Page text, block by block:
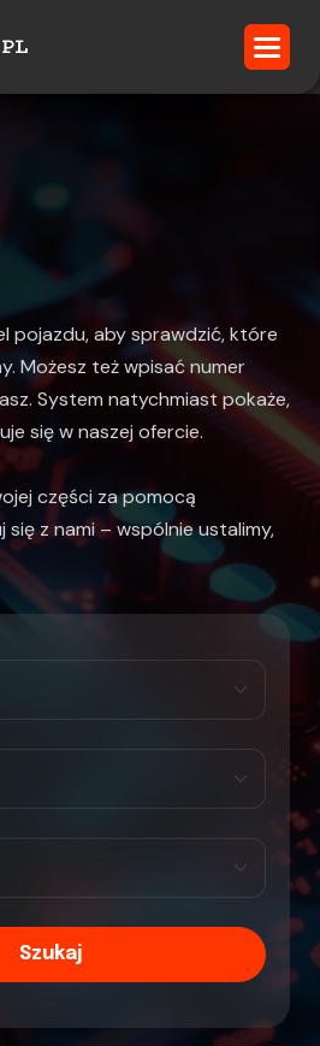
pojazdu, aby sprawdzić, które
Możesz też wpisać numer
System natychmiast pokaże,
się w naszej ofercie.
części za pomocą
z nami – wspólnie ustalimy,
Szukaj